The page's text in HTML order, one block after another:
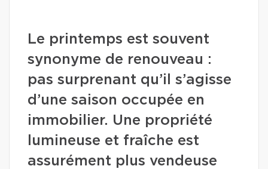
Le printemps est souvent
synonyme de renouveau :
pas surprenant qu’il s’agisse
d’une saison occupée en
immobilier. Une propriété
lumineuse et fraîche est
assurément plus vendeuse